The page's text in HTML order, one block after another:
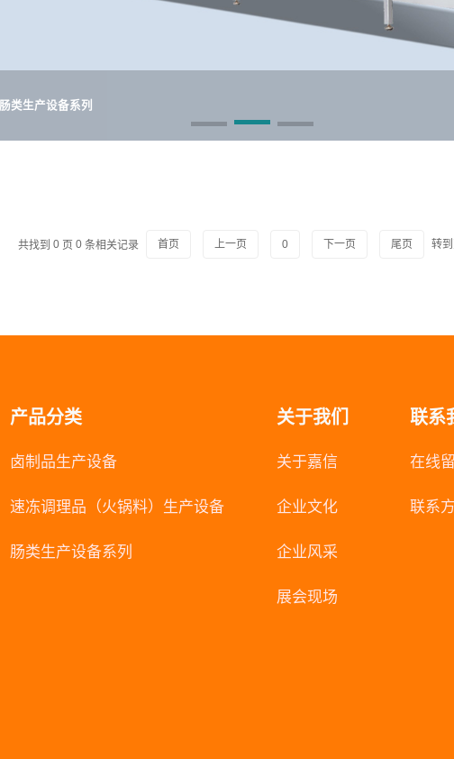
肠类生产设备系列
共找到 0 页 0 条相关记录 首页 上一页 0 下一页 尾页 转
产品分类
卤制品生产设备
速冻调理品（火锅料）生产设备
肠类生产设备系列
关于我们
关于嘉信
企业文化
企业风采
展会现场
联系
在线
联系